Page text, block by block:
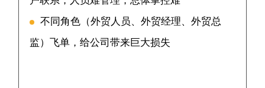
不同角色（外贸人员、外贸经理、外贸总
监）飞单，给公司带来巨大损失